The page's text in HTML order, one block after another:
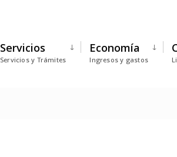
Servicios
Servicios y Trámites
Economía
Ingresos y gastos